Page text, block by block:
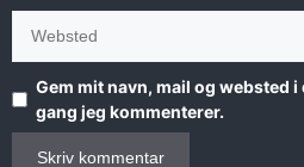
Gem mit navn, mail og websted
gang jeg kommenterer.